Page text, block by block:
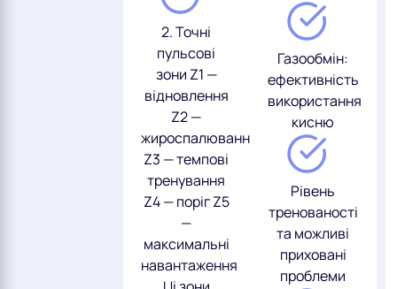
2. Точні
пульсові
зони Z1 —
відновлення
Z2 —
жироспалювання
Z3 — темпові
тренування
Z4 — поріг Z5
—
максимальні
навантаження
Газообмін:
ефективність
використання
кисню
Рівень
тренованості
та можливі
приховані
проблеми